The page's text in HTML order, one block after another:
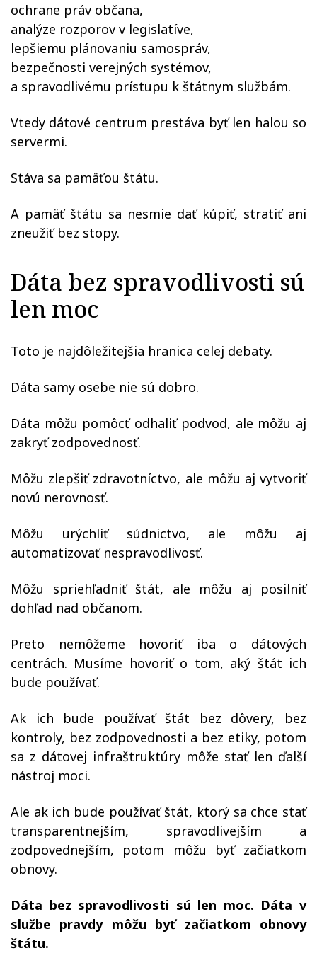
ochrane práv občana,
analýze rozporov v legislatíve,
lepšiemu plánovaniu samospráv,
bezpečnosti verejných systémov,
a spravodlivému prístupu k štátnym službám.
Vtedy dátové centrum prestáva byť len halou so
servermi.
Stáva sa pamäťou štátu.
A pamäť štátu sa nesmie dať kúpiť, stratiť ani
zneužiť bez stopy.
Dáta bez spravodlivosti sú
len moc
Toto je najdôležitejšia hranica celej debaty.
Dáta samy osebe nie sú dobro.
Dáta môžu pomôcť odhaliť podvod, ale môžu aj
zakryť zodpovednosť.
Môžu zlepšiť zdravotníctvo, ale môžu aj vytvoriť
novú nerovnosť.
Môžu urýchliť súdnictvo, ale môžu aj
automatizovať nespravodlivosť.
Môžu spriehľadniť štát, ale môžu aj posilniť
dohľad nad občanom.
Preto nemôžeme hovoriť iba o dátových
centrách. Musíme hovoriť o tom, aký štát ich
bude používať.
Ak ich bude používať štát bez dôvery, bez
kontroly, bez zodpovednosti a bez etiky, potom
sa z dátovej infraštruktúry môže stať len ďalší
nástroj moci.
Ale ak ich bude používať štát, ktorý sa chce stať
transparentnejším, spravodlivejším a
zodpovednejším, potom môžu byť začiatkom
obnovy.
Dáta bez spravodlivosti sú len moc. Dáta v
službe pravdy môžu byť začiatkom obnovy
štátu.